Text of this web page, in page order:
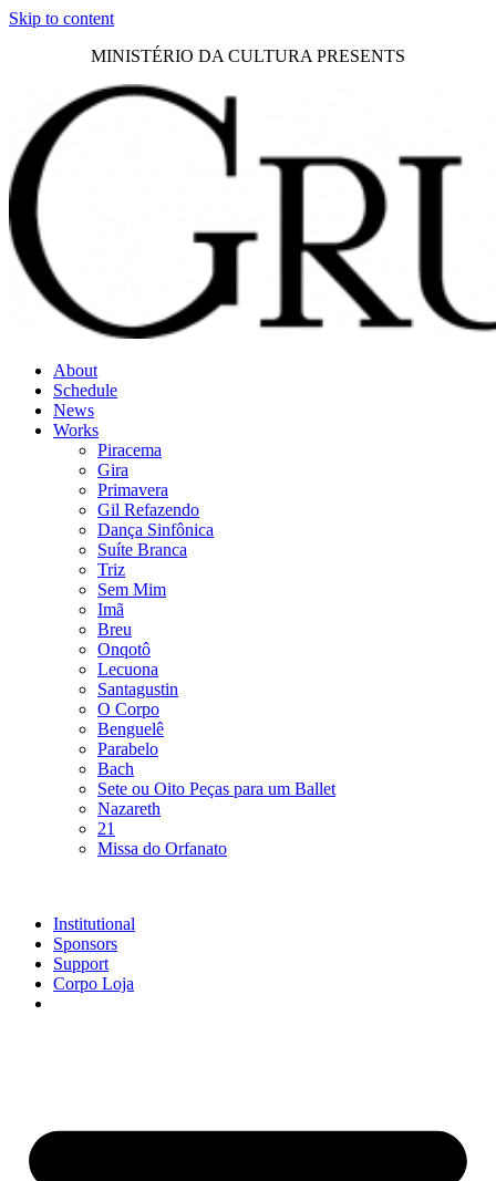
Skip to content
MINISTÉRIO DA CULTURA PRESENTS
About
Schedule
News
Works
Piracema
Gira
Primavera
Gil Refazendo
Dança Sinfônica
Suíte Branca
Triz
Sem Mim
Imã
Breu
Onqotô
Lecuona
Santagustin
O Corpo
Benguelê
Parabelo
Bach
Sete ou Oito Peças para um Ballet
Nazareth
21
Missa do Orfanato
Institutional
Sponsors
Support
Corpo Loja